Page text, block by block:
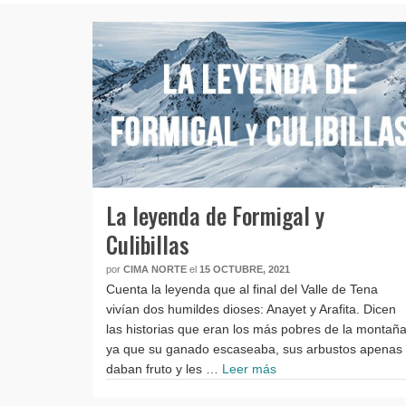
La leyenda de Formigal y
Culibillas
por CIMA NORTE el 15 OCTUBRE, 2021
Cuenta la leyenda que al final del Valle de Tena
vivían dos humildes dioses: Anayet y Arafita. Dicen
las historias que eran los más pobres de la montaña
ya que su ganado escaseaba, sus arbustos apenas
daban fruto y les … Leer más